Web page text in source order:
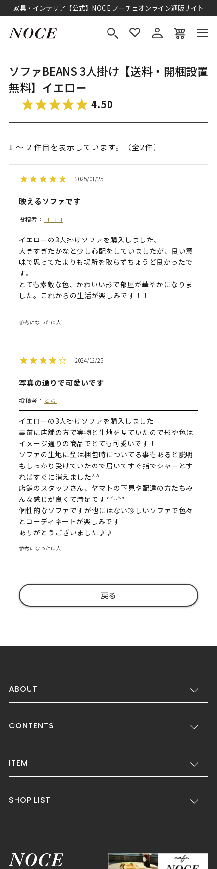
家具・インテリア【公式】NOCE ノーチェオンライン通販サイト
ソファBEANS 3人掛け【送料・開梱設置
無料】イエロー
4.50
1 ～ 2 件目を表示しています。（全2件）
2025/01/25
映えるソファです
投稿者： コココ
イエローの3人掛けソファを購入しました。
大きすぎたかなと少し心配をしていましたが、良い意
味で思ってたよりも場所を取らずちょうど良かったで
す。
とても素敵な色、かわいい形で部屋が華やかになりま
した。これからの生活が楽しみです！！
参考になった(0人)
2024/12/25
写真の通りで可愛いです
投稿者： とら
イエローの3人掛けソファを購入しました
事前に店舗の方で実物と生地を見ていたので形や色は
イメージ通りの商品でとても可愛いです！
ソファの生地に型は梱包時についてる事もあると説明
もしっかり受けていたので届いてすぐ指でシャーとす
ればすぐに消えました^^
店舗のスタッフさん、ヤマトの下見や配達の方たちみ
んな感じが良くて満足です*ˊᵕˋ*
個性的なソファですが他にはない珍しいソファで色々
とコーディネートが楽しみです
ありがとうございました♪♪
参考になった(0人)
戻る
ABOUT
CONTENTS
ITEM
SHOP LIST